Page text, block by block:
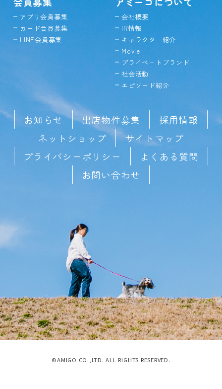
アプリ会員募集
カード会員募集
LINE会員募集
会社概要
IR情報
キャラクター紹介
Movie
プライベートブランド
社会活動
エピソード紹介
お知らせ 出店物件募集
採用情報
ネットショップ
サイトマップ
プライバシーポリシー
よくある質問
お問い合わせ
©AMIGO CO.,LTD. ALL RIGHTS RESERVED.